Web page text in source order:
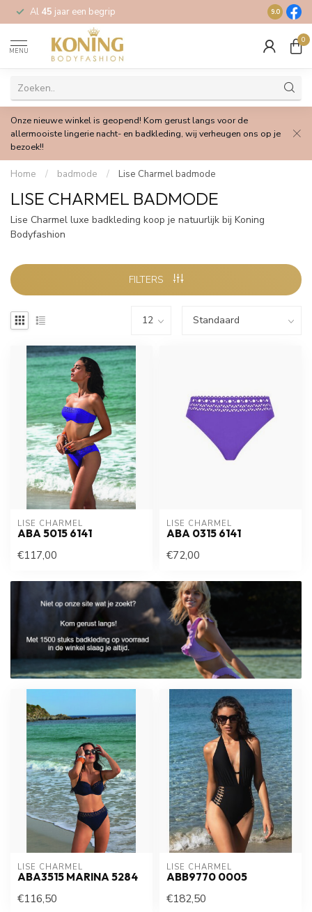
Al 45 jaar een begrip Gratis
9.0
MENU
0
Onze nieuwe winkel is geopend! Kom gerust langs voor de
allermooiste lingerie nacht- en badkleding, wij verheugen ons op je
bezoek!!
Home / badmode / Lise Charmel badmode
LISE CHARMEL BADMODE
Lise Charmel luxe badkleding koop je natuurlijk bij Koning
Bodyfashion
FILTERS
LISE CHARMEL
ABA 5015 6141
€117,00
LISE CHARMEL
ABA 0315 6141
€72,00
LISE CHARMEL
ABA3515 MARINA 5284
€116,50
LISE CHARMEL
ABB9770 0005
€182,50